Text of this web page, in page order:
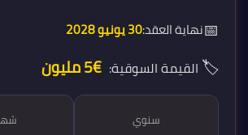
نهاية العقد:30 يونيو 2028
🏷️القيمة السوقية:€5 مليون
سنوي شهري